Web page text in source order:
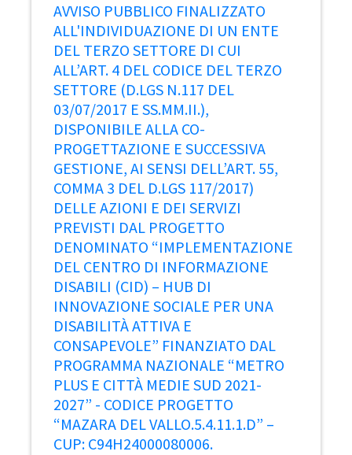
AVVISO PUBBLICO FINALIZZATO
ALL'INDIVIDUAZIONE DI UN ENTE
DEL TERZO SETTORE DI CUI
ALL’ART. 4 DEL CODICE DEL TERZO
SETTORE (D.LGS N.117 DEL
03/07/2017 E SS.MM.II.),
DISPONIBILE ALLA CO-
PROGETTAZIONE E SUCCESSIVA
GESTIONE, AI SENSI DELL’ART. 55,
COMMA 3 DEL D.LGS 117/2017)
DELLE AZIONI E DEI SERVIZI
PREVISTI DAL PROGETTO
DENOMINATO “IMPLEMENTAZIONE
DEL CENTRO DI INFORMAZIONE
DISABILI (CID) – HUB DI
INNOVAZIONE SOCIALE PER UNA
DISABILITÀ ATTIVA E
CONSAPEVOLE” FINANZIATO DAL
PROGRAMMA NAZIONALE “METRO
PLUS E CITTÀ MEDIE SUD 2021-
2027” - CODICE PROGETTO
“MAZARA DEL VALLO.5.4.11.1.D” –
CUP: C94H24000080006.